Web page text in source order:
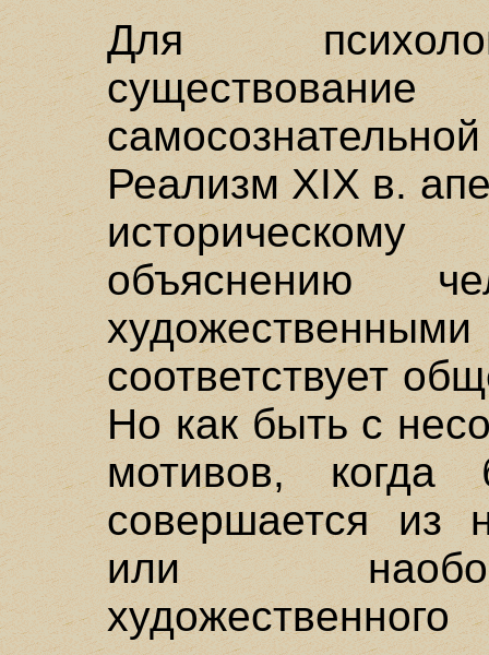
Для
Реализм XIX в.
объяснению
соответствует
Но как быть с
мотивов, когда
совершается из
или